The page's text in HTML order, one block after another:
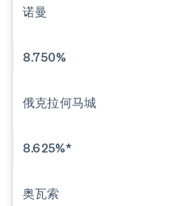
诺曼
8.750%
俄克拉何马城
8.625%*
奥瓦索